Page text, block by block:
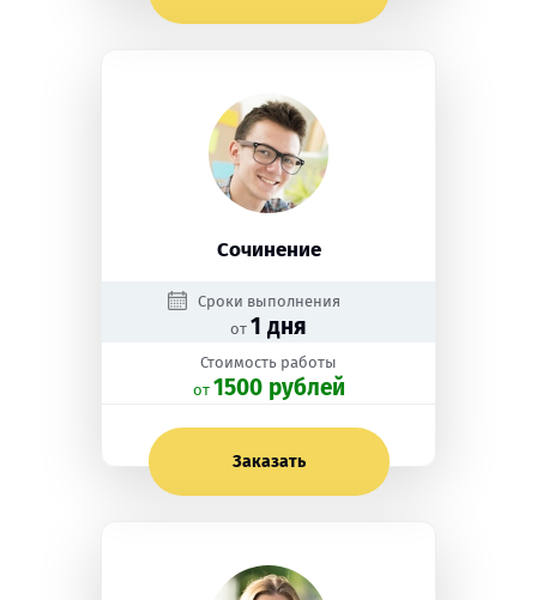
Сочинение
Сроки выполнения
от 1 дня
Стоимость работы
oт 1500 рублей
Заказать